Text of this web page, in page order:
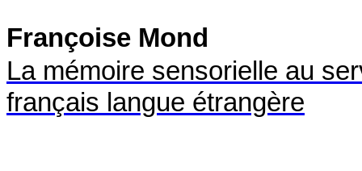
Françoise Mond
La mémoire sensorielle au
français langue étrangère